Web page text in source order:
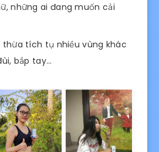
những ai đang muốn cải
thừa tích tụ nhiều vùng khác
bắp tay…